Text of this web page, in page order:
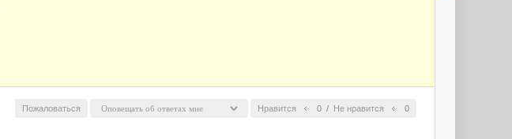
Нравится 0 / Не нравится 0
Пожаловаться